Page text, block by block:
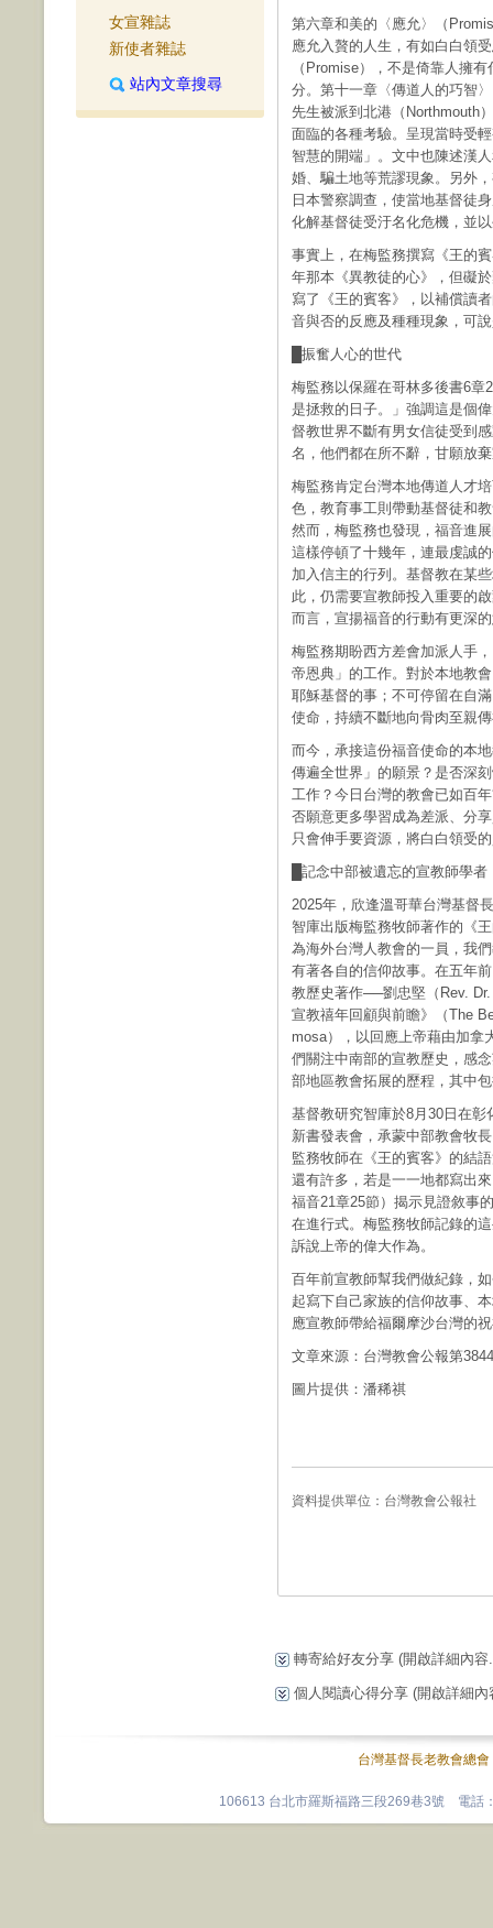
女宣雜誌
新使者雜誌
站內文章搜尋
第六章和美的〈應允〉（
應允入贅的人生，有如白白領
（Promise），不是倚靠人擁
分。第十一章〈傳道人的巧智
先生被派到北港（Northmouth
面臨的各種考驗。呈現當時受
智慧的開端」。文中也陳述漢
婚、騙土地等荒謬現象。另外
日本警察調查，使當地基督徒
化解基督徒受汙名化危機，並
事實上，在梅監務撰寫《王的
年那本《異教徒的心》，但礙
寫了《王的賓客》，以補償讀
音與否的反應及種種現象，可
█振奮人心的世代
梅監務以保羅在哥林多後書6章
是拯救的日子。」強調這是個
督教世界不斷有男女信徒受到
名，他們都在所不辭，甘願放
梅監務肯定台灣本地傳道人才
色，教育事工則帶動基督徒和
然而，梅監務也發現，福音進
這樣停頓了十幾年，連最虔誠
加入信主的行列。基督教在某
此，仍需要宣教師投入重要的
而言，宣揚福音的行動有更深
梅監務期盼西方差會加派人手
帝恩典」的工作。對於本地教
耶穌基督的事；不可停留在自
使命，持續不斷地向骨肉至親
而今，承接這份福音使命的本
傳遍全世界」的願景？是否深
工作？今日台灣的教會已如百
否願意更多學習成為差派、分
只會伸手要資源，將白白領受
█記念中部被遺忘的宣教師學者
2025年，欣逢溫哥華台灣基督
智庫出版梅監務牧師著作的《
為海外台灣人教會的一員，我
有著各自的信仰故事。在五年
教歷史著作──劉忠堅（Rev.
宣教禧年回顧與前瞻》（The
mosa），以回應上帝藉由加拿
們關注中南部的宣教歷史，感
部地區教會拓展的歷程，其中
基督教研究智庫於8月30日在
新書發表會，承蒙中部教會牧
監務牧師在《王的賓客》的結
還有許多，若是一一地都寫出
福音21章25節）揭示見證敘事
在進行式。梅監務牧師記錄的
訴說上帝的偉大作為。
百年前宣教師幫我們做紀錄，
起寫下自己家族的信仰故事、
應宣教師帶給福爾摩沙台灣的
文章來源：台灣教會公報第
圖片提供：潘稀祺
資料提供單位： 台灣教會公報社
轉寄給好友分享 (開啟詳細內容
個人閱讀心得分享 (開啟詳細內
台灣基督長老教會總會
106613 台北市羅斯福路三段269巷3號 電